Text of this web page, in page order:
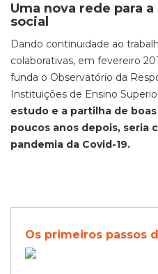
Uma nova rede para
social
Dando continuidade ao
colaborativas, em fevereiro
funda o Observatório da
Instituições de Ensino
estudo e a partilha de
poucos anos depois, seria
pandemia da Covid-19.
Os primeiros passos